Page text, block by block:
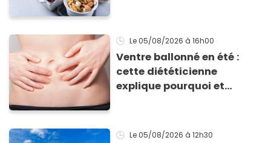
Le 05/08/2026 à 16h00
Ventre ballonné en été :
cette diététicienne
explique pourquoi et
Le 05/08/2026 à 12h30